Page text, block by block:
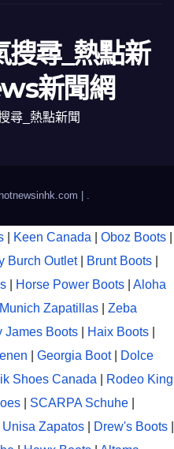
搜尋_熱點新
新聞網
尋_熱點新聞
|
Keen Canada Oboz Boots
Burch Outlet Brunt Boots
Horse Power Boots
Aloha
Munich Zapatillas
Zeba
James Boots Haix Boots
Georgia Boot|
Dolce
Shoes Canada
Rodeo King
SCARPA Schuhe
Unisa Zapatos Drew's Boots